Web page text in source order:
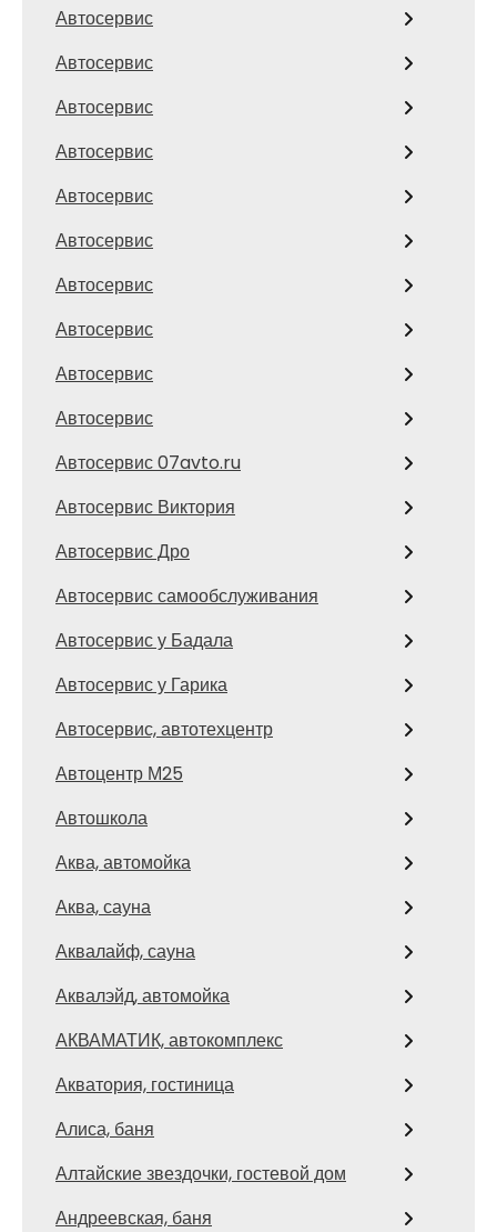
Автосервис
Автосервис
Автосервис
Автосервис
Автосервис
Автосервис
Автосервис
Автосервис
Автосервис
Автосервис
Автосервис 07avto.ru
Автосервис Виктория
Автосервис Дро
Автосервис самообслуживания
Автосервис у Бадала
Автосервис у Гарика
Автосервис, автотехцентр
Автоцентр М25
Автошкола
Аква, автомойка
Аква, сауна
Аквалайф, сауна
Аквалэйд, автомойка
АКВАМАТИК, автокомплекс
Акватория, гостиница
Алиса, баня
Алтайские звездочки, гостевой дом
Андреевская, баня